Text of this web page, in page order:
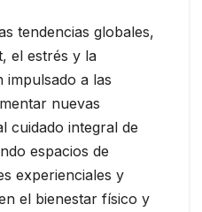
tendencias globales,
el estrés y la
a las
nuevas
cuidado integral de
espacios de
experienciales y
el bienestar físico y